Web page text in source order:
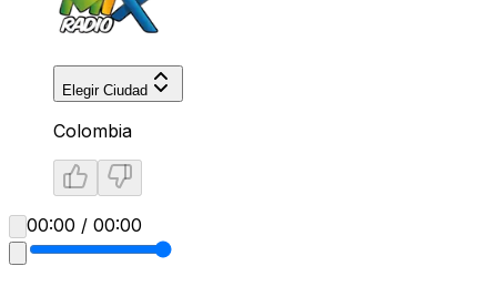
Elegir Ciudad
Colombia
00:00 / 00:00